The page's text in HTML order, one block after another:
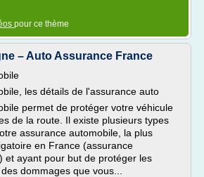
pour ce thème
– Auto Assurance France
les détails de l'assurance auto
permet de protéger votre véhicule
de la route. Il existe plusieurs types
assurance automobile, la plus
en France (assurance
et ayant pour but de protéger les
dommages que vous...